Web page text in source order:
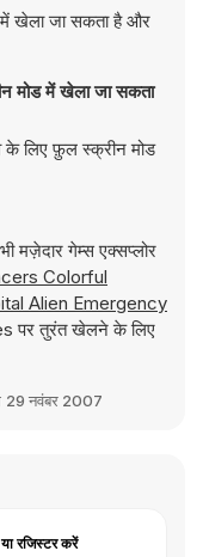
खेला जा सकता है और
में खेला जा सकता
लिए फ़ुल स्क्रीन मोड
मज़ेदार गेम्स एक्सप्लोर
Colorful
Alien Emergency
पर तुरंत खेलने के लिए
29 नवंबर 2007
रजिस्टर करें